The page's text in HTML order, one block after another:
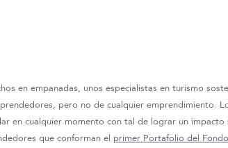
en empanadas, unos especialistas en turismo
pero no de cualquier emprendimiento.
en cualquier momento con tal de lograr un impacto
que conforman el primer Portafolio del